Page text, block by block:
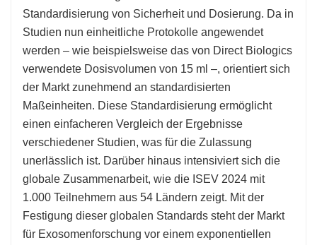
Standardisierung von Sicherheit und Dosierung. Da in
Studien nun einheitliche Protokolle angewendet
werden – wie beispielsweise das von Direct Biologics
verwendete Dosisvolumen von 15 ml –, orientiert sich
der Markt zunehmend an standardisierten
Maßeinheiten. Diese Standardisierung ermöglicht
einen einfacheren Vergleich der Ergebnisse
verschiedener Studien, was für die Zulassung
unerlässlich ist. Darüber hinaus intensiviert sich die
globale Zusammenarbeit, wie die ISEV 2024 mit
1.000 Teilnehmern aus 54 Ländern zeigt. Mit der
Festigung dieser globalen Standards steht der Markt
für Exosomenforschung vor einem exponentiellen